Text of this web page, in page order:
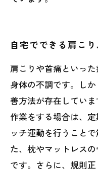
自宅でできる肩こ
肩こりや首痛といっ
身体の不調です。し
善方法が存在してい
作業をする場合は、
ッチ運動を行うこと
た、枕やマットレス
です。さらに、規則